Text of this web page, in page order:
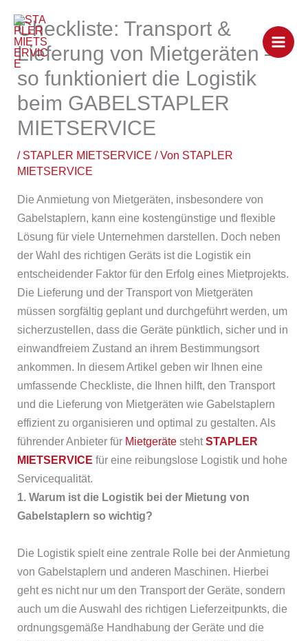
Inhalt
springen
Checkliste: Transport &
Lieferung von Mietgeräten –
so funktioniert die Logistik
beim GABELSTAPLER
MIETSERVICE
/ STAPLER MIETSERVICE / Von STAPLER
MIETSERVICE
Die Anmietung von Mietgeräten, insbesondere von
Gabelstaplern, kann eine kostengünstige und flexible
Lösung für viele Unternehmen darstellen. Doch neben
der Wahl des richtigen Geräts ist die Logistik ein
entscheidender Faktor für den Erfolg eines Mietprojekts.
Die Lieferung und der Transport von Mietgeräten
müssen sorgfältig geplant und durchgeführt werden, um
sicherzustellen, dass die Geräte pünktlich, sicher und in
einwandfreiem Zustand an ihrem Bestimmungsort
ankommen. In diesem Artikel geben wir Ihnen eine
umfassende Checkliste, die Ihnen hilft, den Transport
und die Lieferung von Mietgeräten wie Gabelstaplern
effizient zu organisieren und optimal zu gestalten. Als
führender Anbieter für MietgerätestehtSTAPLER
MIETSERVICE für eine reibungslose Logistik und hohe
Servicequalität.
1. Warum ist die Logistik bei der Mietung von
Gabelstaplern so wichtig?
Die Logistik spielt eine zentrale Rolle bei der Anmietung
von Gabelstaplern und anderen Maschinen. Hierbei
geht es nicht nur um den Transport der Geräte, sondern
auch um die Auswahl des richtigen Lieferzeitpunkts, die
ordnungsgemäße Handhabung der Geräte und die